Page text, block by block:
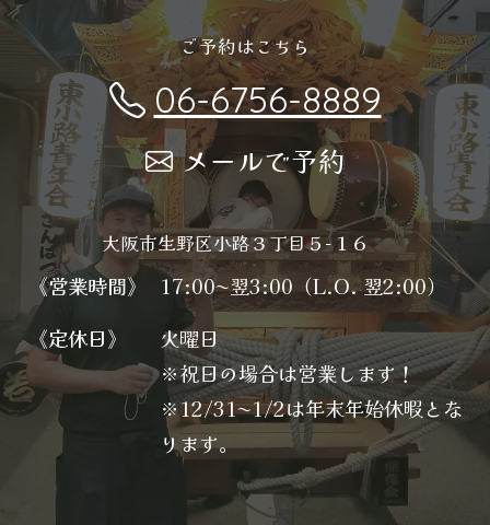
ご予約はこちら
06-6756-8889
メールで予約
大阪市生野区小路３丁目５−１６
《営業時間》
17:00〜翌3:00（L.O. 翌2:00）
《定休日》
火曜日
※祝日の場合は営業します！
※12/31〜1/2は年末年始休暇とな
ります。